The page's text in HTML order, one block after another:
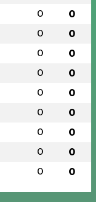
0 0
0 0
0 0
0 0
0 0
0 0
0 0
0 0
0 0